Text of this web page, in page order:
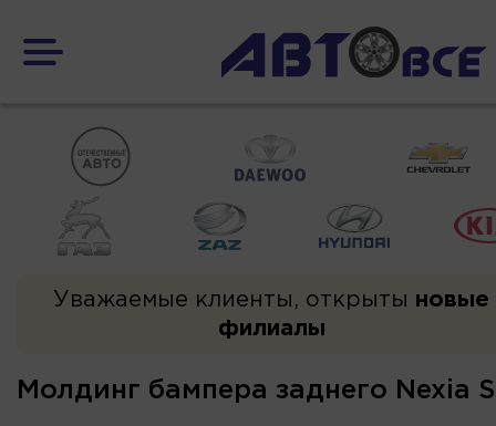
Уважаемые клиенты, открыты новые
филиалы
Молдинг бампера заднего Nexia